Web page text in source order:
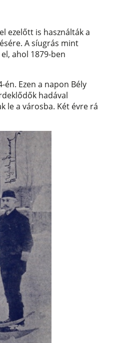
ezelőtt is használták a
A síugrás mint
ahol 1879-ben
Ezen a napon Bély
hadával
le a városba. Két évre rá